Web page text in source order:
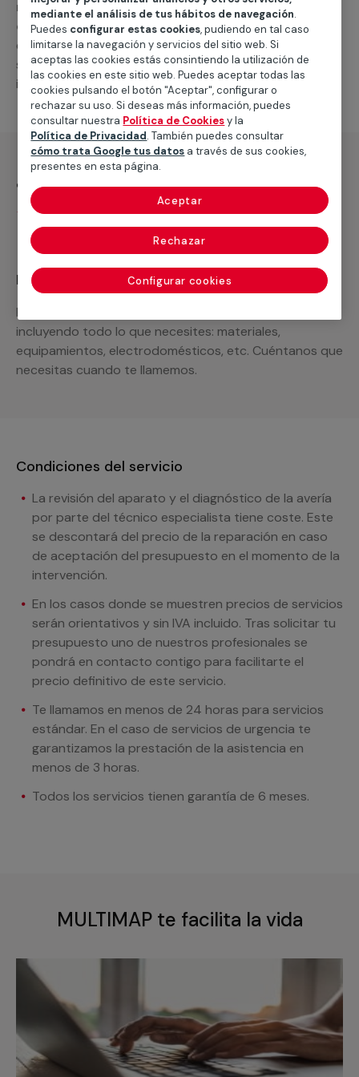
reparación de aires acondicionados por
conductos. En caso de que necesites un nuevo
equipo o piezas de repuesto, podemos
suministrártelas, así como llevar a cabo otras
intervenciones relacionadas.
¿Qué incluye?
Desplazamiento
Recuerda que en MULTIMAP
Podemos ofrecer cualquier servicio a medida
incluyendo todo lo que necesites: materiales,
equipamientos, electrodomésticos, etc. Cuéntanos que
necesitas cuando te llamemos.
Condiciones del servicio
La revisión del aparato y el diagnóstico de la avería
por parte del técnico especialista tiene coste. Este
se descontará del precio de la reparación en caso
de aceptación del presupuesto en el momento de la
intervención.
En los casos donde se muestren precios de servicios
serán orientativos y sin IVA incluido. Tras solicitar tu
presupuesto uno de nuestros profesionales se
pondrá en contacto contigo para facilitarte el
precio definitivo de este servicio.
Te llamamos en menos de 24 horas para servicios
estándar. En el caso de servicios de urgencia te
garantizamos la prestación de la asistencia en
menos de 3 horas.
Todos los servicios tienen garantía de 6 meses.
MULTIMAP te facilita la vida
mediante el análisis de tus hábitos de navegación.
Puedes configurar estas cookies, pudiendo en tal caso
limitarse la navegación y servicios del sitio web. Si
aceptas las cookies estás consintiendo la utilización de
las cookies en este sitio web. Puedes aceptar todas las
cookies pulsando el botón "Aceptar", configurar o
rechazar su uso. Si deseas más información, puedes
consultar nuestra Política de Cookiesy la
Política de Privacidad. También puedes consultar
cómo trata Google tus datos a través de sus cookies,
presentes en esta página.
Configurar cookies
Rechazar
Aceptar